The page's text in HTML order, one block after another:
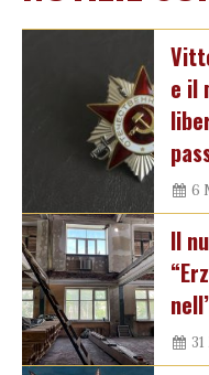
e il
6
Il